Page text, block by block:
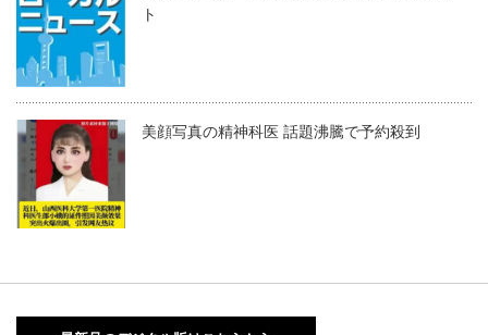
ト
美顔写真の精神科医 話題沸騰で予約殺到